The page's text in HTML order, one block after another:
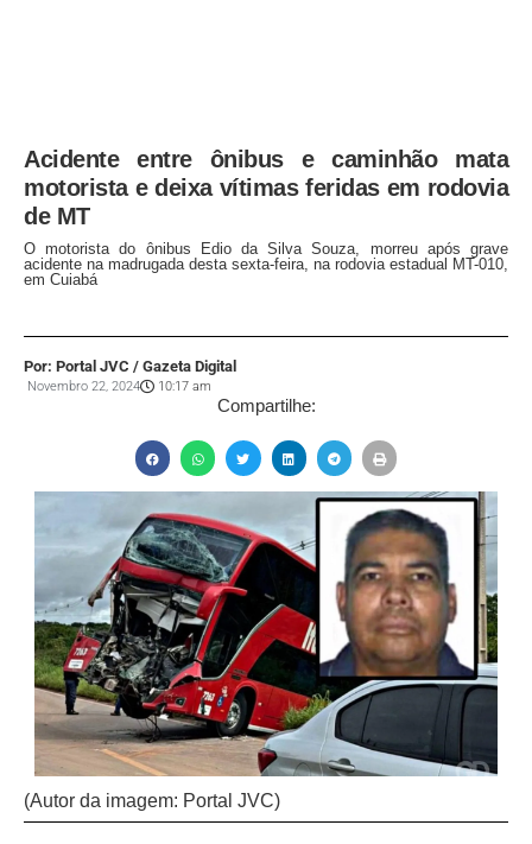
Acidente entre ônibus e caminhão mata
motorista e deixa vítimas feridas em rodovia
de MT
O motorista do ônibus Edio da Silva Souza, morreu após grave
acidente na madrugada desta sexta-feira, na rodovia estadual MT-010,
em Cuiabá
Por: Portal JVC / Gazeta Digital
Novembro 22, 2024 10:17 am
Compartilhe:
(Autor da imagem: Portal JVC)